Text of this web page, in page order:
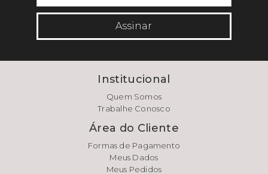
Assinar
Institucional
Quem Somos
Trabalhe Conosco
Área do Cliente
Formas de Pagamento
Meus Dados
Meus Pedidos